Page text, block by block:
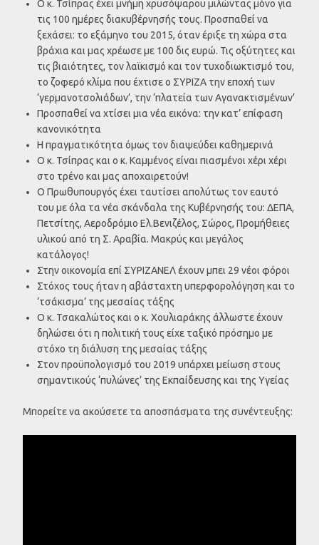
Ο κ. Τσίπρας έχει μνήμη χρυσόψαρου μιλώντας μόνο για
τις 100 ημέρες διακυβέρνησής τους. Προσπαθεί να
ξεχάσει: το εξάμηνο του 2015, όταν έριξε τη χώρα στα
βράχια και μας χρέωσε με 100 δις ευρώ. Τις οξύτητες και
τις βιαιότητες, τον λαϊκισμό και τον τυχοδιωκτισμό του,
το ζοφερό κλίμα που έχτισε ο ΣΥΡΙΖΑ την εποχή των
‘γερμανοτσολιάδων’, την ‘πλατεία των Αγανακτισμένων’
Προσπαθεί να χτίσει μια νέα εικόνα: την κατ’ επίφαση
κανονικότητα
Η πραγματικότητα όμως τον διαψεύδει καθημερινά
Ο κ. Τσίπρας και ο κ. Καμμένος είναι πιασμένοι χέρι χέρι
στο τρένο και μας αποχαιρετούν!
Ο Πρωθυπουργός έχει ταυτίσει απολύτως τον εαυτό
του με όλα τα νέα σκάνδαλα της Κυβέρνησής του: ΔΕΠΑ,
Πετσίτης, Αεροδρόμιο Ελ.Βενιζέλος, Σώρος, Προμήθειες
υλικού από τη Σ. Αραβία. Μακρύς και μεγάλος
κατάλογος!
Στην οικονομία επί ΣΥΡΙΖΑΝΕΛ έχουν μπει 29 νέοι φόροι
Στόχος τους ήταν η αβάσταχτη υπερφορολόγηση και το
‘τσάκισμα’ της μεσαίας τάξης
Ο κ. Τσακαλώτος και ο κ. Χουλιαράκης άλλωστε έχουν
δηλώσει ότι η πολιτική τους είχε ταξικό πρόσημο με
στόχο τη διάλυση της μεσαίας τάξης
Στον προϋπολογισμό του 2019 υπάρχει μείωση στους
σημαντικούς ‘πυλώνες’ της Εκπαίδευσης και της Υγείας
Μπορείτε να ακούσετε τα αποσπάσματα της συνέντευξης: